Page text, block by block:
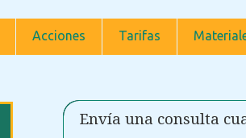
Acciones Tarifas
Envía una consulta